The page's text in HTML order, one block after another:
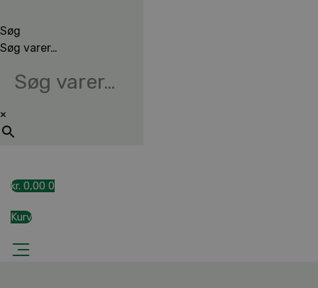
Søg
Søg varer…
×
kr. 0,00 0
Kurv